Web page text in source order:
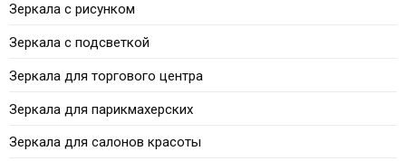
Зеркала с рисунком
Зеркала с подсветкой
Зеркала для торгового центра
Зеркала для парикмахерских
Зеркала для салонов красоты